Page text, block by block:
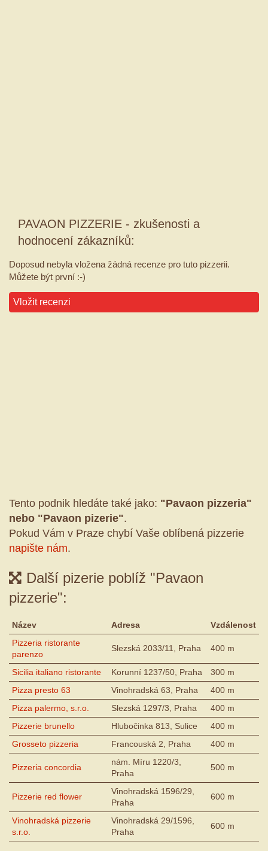
PAVAON PIZZERIE - zkušenosti a
hodnocení zákazníků:
Doposud nebyla vložena žádná recenze pro tuto pizzerii.
Můžete být první :-)
Vložit recenzi
Tento podnik hledáte také jako: "Pavaon pizzeria"
nebo "Pavaon pizerie".
Pokud Vám v Praze chybí Vaše oblíbená pizzerie
napište nám.
Další pizerie poblíž "Pavaon
pizzerie":
Název Adresa
Vzdálenost
Pizzeria ristorante
parenzo
Slezská 2033/11, Praha 400 m
Sicilia italiano ristorante Korunní 1237/50, Praha
300 m
Pizza presto 63
Vinohradská 63, Praha
400 m
Pizza palermo, s.r.o.
Slezská 1297/3, Praha
400 m
Pizzerie brunello
Hlubočinka 813, Sulice
400 m
Grosseto pizzeria
Francouská 2, Praha 400 m
Pizzeria concordia
nám. Míru 1220/3,
Praha
500 m
Pizzerie red flower
Vinohradská 1596/29,
Praha
600 m
Vinohradská pizzerie
s.r.o.
Vinohradská 29/1596,
Praha
600 m